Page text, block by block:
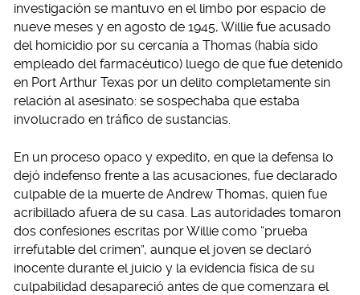
investigación se mantuvo en el limbo por espacio de
nueve meses y en agosto de 1945, Willie fue acusado
del homicidio por su cercanía a Thomas (había sido
empleado del farmacéutico) luego de que fue detenido
en Port Arthur Texas por un delito completamente sin
relación al asesinato: se sospechaba que estaba
involucrado en tráfico de sustancias.
En un proceso opaco y expedito, en que la defensa lo
dejó indefenso frente a las acusaciones, fue declarado
culpable de la muerte de Andrew Thomas, quien fue
acribillado afuera de su casa. Las autoridades tomaron
dos confesiones escritas por Willie como “prueba
irrefutable del crimen”, aunque el joven se declaró
inocente durante el juicio y la evidencia física de su
culpabilidad desapareció antes de que comenzara el